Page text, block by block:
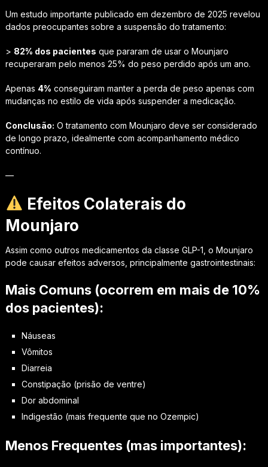
Um estudo importante publicado em dezembro de 2025 revelou
dados preocupantes sobre a suspensão do tratamento:
> 82% dos pacientes que pararam de usar o Mounjaro
recuperaram pelo menos 25% do peso perdido após um ano.
Apenas 4% conseguiram manter a perda de peso apenas com
mudanças no estilo de vida após suspender a medicação.
Conclusão: O tratamento com Mounjaro deve ser considerado
de longo prazo, idealmente com acompanhamento médico
contínuo.
—
Efeitos Colaterais do
Mounjaro
Assim como outros medicamentos da classe GLP-1, o Mounjaro
pode causar efeitos adversos, principalmente gastrointestinais:
Mais Comuns (ocorrem em mais de 10%
dos pacientes):
Náuseas
Vômitos
Diarreia
Constipação (prisão de ventre)
Dor abdominal
Indigestão (mais frequente que no Ozempic)
Menos Frequentes (mas importantes):